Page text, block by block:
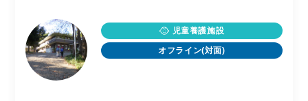
児童養護施設
オフライン(対面)